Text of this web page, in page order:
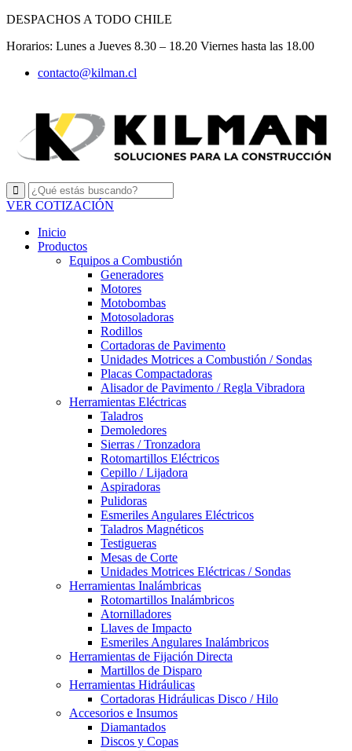
Ir
contenido
DESPACHOS A TODO CHILE
Horarios: Lunes a Jueves 8.30 – 18.20 Viernes hasta las 18.00
contacto@kilman.cl
VER COTIZACIÓN
Inicio
Productos
Equipos a Combustión
Generadores
Motores
Motobombas
Motosoladoras
Rodillos
Cortadoras de Pavimento
Unidades Motrices a Combustión / Sondas
Placas Compactadoras
Alisador de Pavimento / Regla Vibradora
Herramientas Eléctricas
Taladros
Demoledores
Sierras / Tronzadora
Rotomartillos Eléctricos
Cepillo / Lijadora
Aspiradoras
Pulidoras
Esmeriles Angulares Eléctricos
Taladros Magnéticos
Testigueras
Mesas de Corte
Unidades Motrices Eléctricas / Sondas
Herramientas Inalámbricas
Rotomartillos Inalámbricos
Atornilladores
Llaves de Impacto
Esmeriles Angulares Inalámbricos
Herramientas de Fijación Directa
Martillos de Disparo
Herramientas Hidráulicas
Cortadoras Hidráulicas Disco / Hilo
Accesorios e Insumos
Diamantados
Discos y Copas